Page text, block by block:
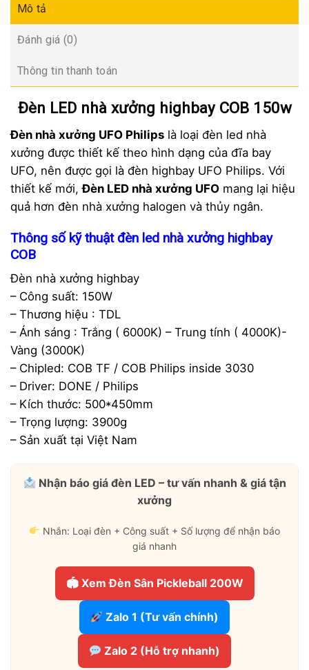
Mô tả
Đánh giá (0)
Thông tin thanh toán
Đèn LED nhà xưởng highbay COB 150w
Đèn nhà xưởng UFO Philips là loại đèn led nhà
xưởng được thiết kế theo hình dạng của đĩa bay
UFO, nên được gọi là đèn highbay UFO Philips. Với
thiết kế mới,Đèn LED nhà xưởng UFO mang lại hiệu
quả hơn đèn nhà xưởng halogen và thủy ngân.
Thông số kỹ thuật đèn led nhà xưởng highbay
COB
Đèn nhà xưởng highbay
– Công suất: 150W
– Thương hiệu : TDL
– Ánh sáng : Trắng ( 6000K) – Trung tính ( 4000K)-
Vàng (3000K)
– Chipled: COB TF / COB Philips inside 3030
– Driver: DONE / Philips
– Kích thước: 500*450mm
– Trọng lượng: 3900g
– Sản xuất tại Việt Nam
Nhận báo giá đèn LED – tư vấn nhanh & giá tận
xưởng
Nhắn: Loại đèn + Công suất + Số lượng để nhận báo
giá nhanh
🏟 Xem Đèn Sân Pickleball 200W
Zalo 1 (Tư vấn chính)
Zalo 2 (Hỗ trợ nhanh)